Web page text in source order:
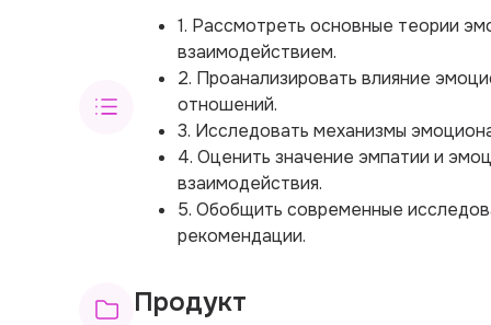
1. Рассмотреть основные теории
взаимодействием.
2. Проанализировать влияние
отношений.
3. Исследовать механизмы
4. Оценить значение эмпатии и
взаимодействия.
5. Обобщить современные
рекомендации.
Продукт